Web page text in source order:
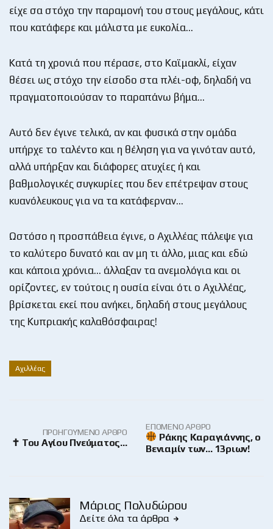
είχε σα στόχο την παραμονή του στους μεγάλους, κάτι
που κατάφερε και μάλιστα με ευκολία…
Κατά τη χρονιά που πέρασε, στο Καϊμακλί, είχαν
θέσει ως στόχο την είσοδο στα πλέι-οφ, δηλαδή να
πραγματοποιούσαν το παραπάνω βήμα…
Αυτό δεν έγινε τελικά, αν και φυσικά στην ομάδα
υπήρχε το ταλέντο και η θέληση για να γινόταν αυτό,
αλλά υπήρξαν και διάφορες ατυχίες ή και
βαθμολογικές συγκυρίες που δεν επέτρεψαν στους
κυανόλευκους για να τα κατάφερναν…
Ωστόσο η προσπάθεια έγινε, ο Αχιλλέας πάλεψε για
το καλύτερο δυνατό και αν μη τι άλλο, μιας και εδώ
και κάποια χρόνια… άλλαξαν τα ανεμολόγια και οι
ορίζοντες, εν τούτοις η ουσία είναι ότι ο Αχιλλέας,
βρίσκεται εκεί που ανήκει, δηλαδή στους μεγάλους
της Κυπριακής καλαθόσφαιρας!
Αχιλλέας
ΠΡΟΗΓΟΎΜΕΝΟ ΆΡΘΡΟ
✝ Του Αγίου Πνεύματος…
ΕΠΌΜΕΝΟ ΆΡΘΡΟ
Ράκης Καραγιάννης, ο
Βενιαμίν των… 13ριων!
Μάριος Πολυδώρου
Δείτε όλα τα άρθρα